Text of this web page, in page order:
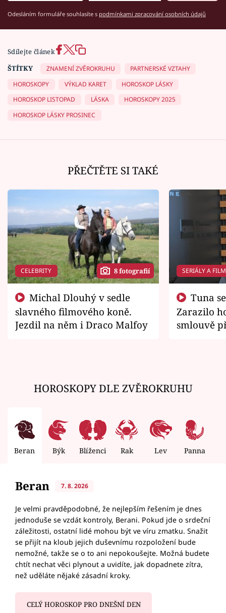
Odesláním formuláře souhlasíte s podmínkami zpracování osobních údajů
Sdílejte článek
ŠTÍTKY
ZNAMENÍ ZVĚROKRUHU
PARTNERSKÉ VZTAHY
HOROSKOPY
VÝKLAD KARET
HOROSKOP LÁSKY
HOROSKOP LISTOPAD
LÁSKA
HOROSKOPY 2025
HOROSKOP LÁSKY PROSINEC
PŘEČTĚTE SI TAKÉ
CELEBRITY 8 fotografií
slavného filmového koně.
Jezdil na něm i Draco Malfoy
SERIÁLY A
Zarazilo
smlouvě
HOROSKOPY DLE ZVĚROKRUHU
Beran Býk Blíženci Rak Lev Panna
Beran 7. 8. 2026
Je velmi pravděpodobné, že nejlepším řešením je dnes
jednoduše se vzdát kontroly, Berani. Pokud jde o srdeční
záležitosti, ostatní lidé mohou být ve víru zmatku. Snažit
se přijít na kloub jejich duševnímu rozpoložení bude
nemožné, takže se o to ani nepokoušejte. Možná budete
chtít nechat věci plynout a uvidíte, jak dopadnete zítra,
než uděláte nějaké zásadní kroky.
CELÝ HOROSKOP PRO DNEŠNÍ DEN